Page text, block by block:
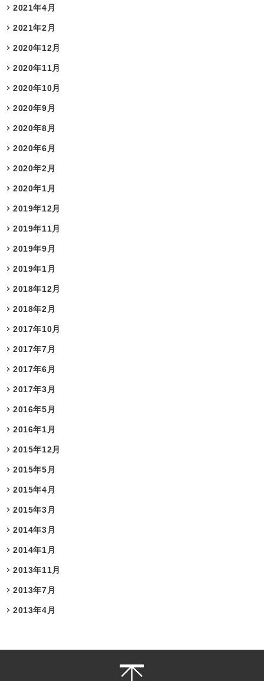
2021年4月
2021年2月
2020年12月
2020年11月
2020年10月
2020年9月
2020年8月
2020年6月
2020年2月
2020年1月
2019年12月
2019年11月
2019年9月
2019年1月
2018年12月
2018年2月
2017年10月
2017年7月
2017年6月
2017年3月
2016年5月
2016年1月
2015年12月
2015年5月
2015年4月
2015年3月
2014年3月
2014年1月
2013年11月
2013年7月
2013年4月